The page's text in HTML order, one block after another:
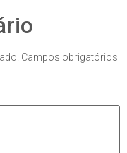
Campos obrigatórios